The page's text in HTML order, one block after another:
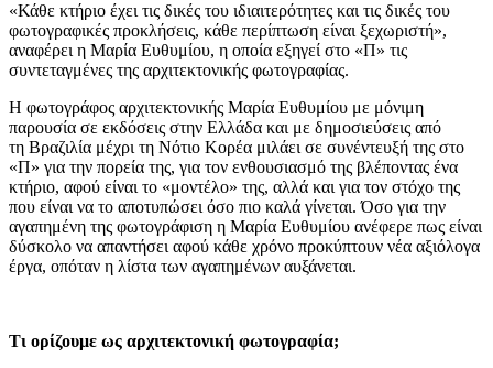
«Κάθε κτήριο έχει τις δικές του ιδιαιτερότητες και τις δικές του
φωτογραφικές προκλήσεις, κάθε περίπτωση είναι ξεχωριστή»,
αναφέρει η Μαρία Ευθυμίου, η οποία εξηγεί στο «Π» τις
συντεταγμένες της αρχιτεκτονικής φωτογραφίας.
Η φωτογράφος αρχιτεκτονικής Μαρία Ευθυμίου με μόνιμη
παρουσία σε εκδόσεις στην Ελλάδα και με δημοσιεύσεις από
τη Βραζιλία μέχρι τη Νότιο Κορέα μιλάει σε συνέντευξή της στο
«Π» για την πορεία της, για τον ενθουσιασμό της βλέποντας ένα
κτήριο, αφού είναι το «μοντέλο» της, αλλά και για τον στόχο της
που είναι να το αποτυπώσει όσο πιο καλά γίνεται. Όσο για την
αγαπημένη της φωτογράφιση η Μαρία Ευθυμίου ανέφερε πως είναι
δύσκολο να απαντήσει αφού κάθε χρόνο προκύπτουν νέα αξιόλογα
έργα, οπόταν η λίστα των αγαπημένων αυξάνεται.
Τι ορίζουμε ως αρχιτεκτονική φωτογραφία;